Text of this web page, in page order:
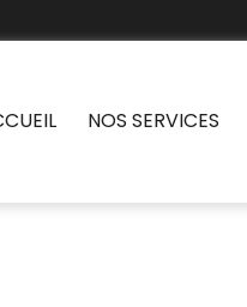
NOS SERVICES